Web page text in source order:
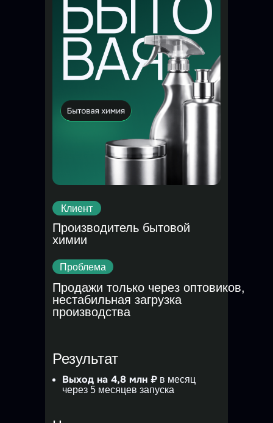
Клиент
Производитель бытовой
химии
Проблема
Продажи только через оптовиков,
нестабильная загрузка
производства
Результат
Выход на 4,8 млн ₽ в месяц
через 5 месяцев запуска